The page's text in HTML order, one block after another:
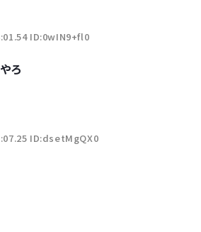
ID:0wIN9+fl0
ろ
ID:dsetMgQX0